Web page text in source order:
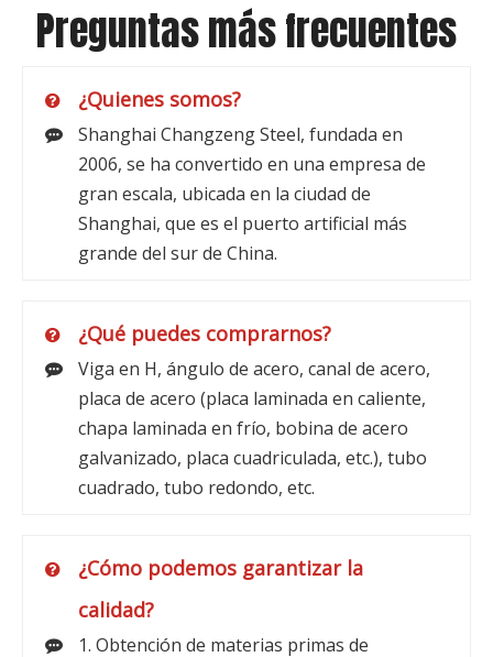
Preguntas más frecuentes
¿Quienes somos?
Shanghai Changzeng Steel, fundada en
2006, se ha convertido en una empresa de
gran escala, ubicada en la ciudad de
Shanghai, que es el puerto artificial más
grande del sur de China.
¿Qué puedes comprarnos?
Viga en H, ángulo de acero, canal de acero,
placa de acero (placa laminada en caliente,
chapa laminada en frío, bobina de acero
galvanizado, placa cuadriculada, etc.), tubo
cuadrado, tubo redondo, etc.
¿Cómo podemos garantizar la
calidad?
1. Obtención de materias primas de